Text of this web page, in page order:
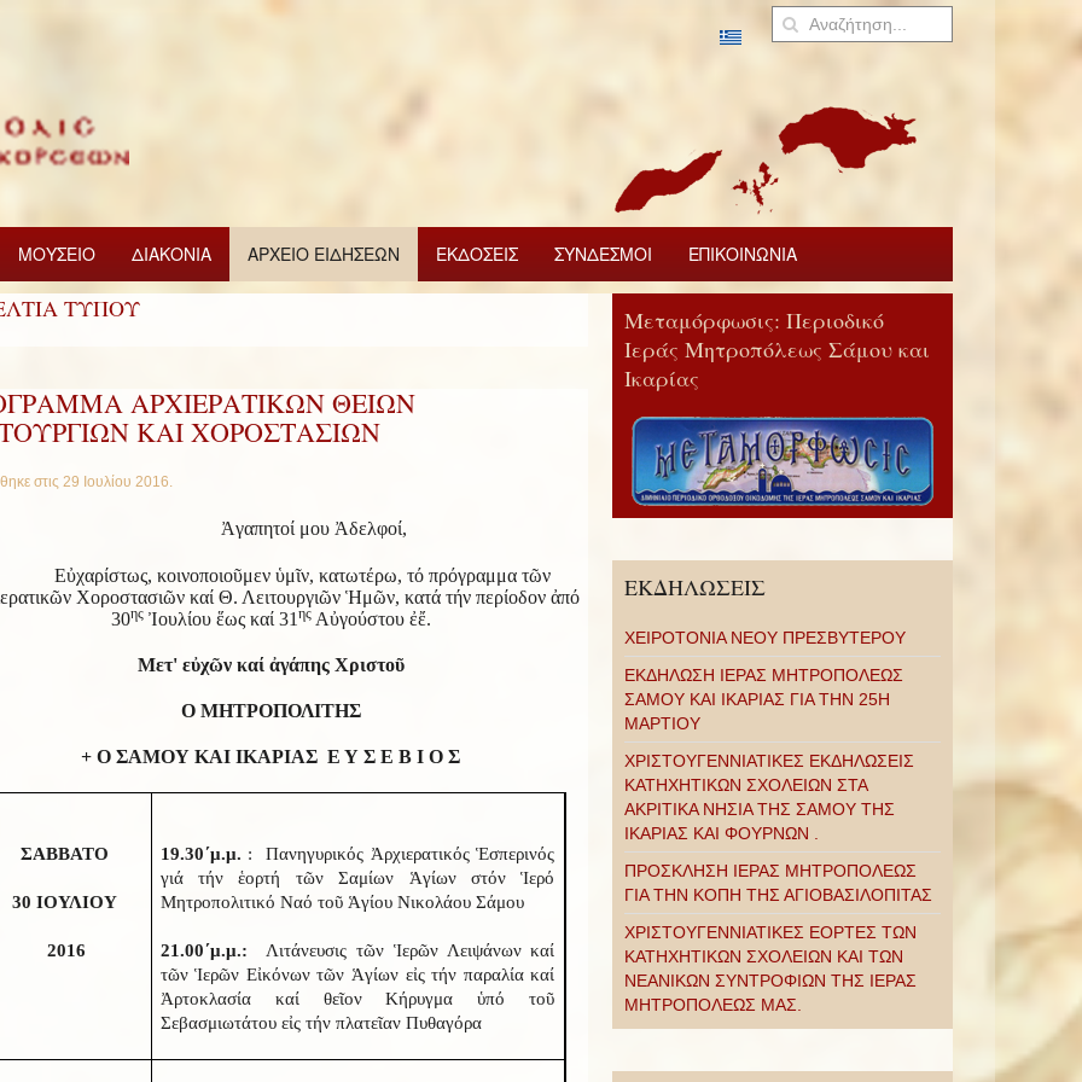
ΜΟΥΣΕΙΟ ΔΙΑΚΟΝΙΑ ΑΡΧΕΙΟ ΕΙΔΗΣΕΩΝ ΕΚΔΟΣΕΙΣ ΣΥΝΔΕΣΜΟΙ ΕΠΙΚΟΙΝΩΝΙΑ
ΤΥΠΟΥ
ΑΡΧΙΕΡΑΤΙΚΩΝ ΘΕΙΩΝ
ΚΑΙ ΧΟΡΟΣΤΑΣΙΩΝ
στις 29 Ιουλίου 2016.
Ἀγαπητοί μου Ἀδελφοί,
Εὐχαρίστως, κοινοποιοῦμεν ὑμῖν, κατωτέρω, τό πρόγραμμα τῶν
Χοροστασιῶν καί Θ. Λειτουργιῶν Ἡμῶν, κατά τήν περίοδον ἀπό
30ηςἸουλίου ἕως καί 31 ηςΑὐγούστου ἐἔ.
Μετ' εὐχῶν καί ἀγάπης Χριστοῦ
Ο ΜΗΤΡΟΠΟΛΙΤΗΣ
+ Ο ΣΑΜΟΥ ΚΑΙ ΙΚΑΡΙΑΣ Ε Υ Σ Ε Β Ι Ο Σ
ΣΑΒΒΑΤΟ
30 ΙΟΥΛΙΟΥ
2016
19.30΄μ.μ. : Πανηγυρικός Ἀρχιερατικός Ἑσπερινός
γιά τήν ἑορτή τῶν Σαμίων Ἁγίων στόν Ἱερό
Μητροπολιτικό Ναό τοῦ Ἁγίου Νικολάου Σάμου
21.00΄μ.μ.:
Λιτάνευσις τῶν Ἱερῶν Λειψάνων καί
τῶν Ἱερῶν Εἰκόνων τῶν Ἁγίων εἰς τήν παραλία καί
Ἀρτοκλασία καί θεῖον Κήρυγμα ὑπό τοῦ
Σεβασμιωτάτου εἰς τήν πλατεῖαν Πυθαγόρα
Μεταμόρφωσις: Περιοδικό
Ιεράς Μητροπόλεως Σάμου και
Ικαρίας
ΕΚΔΗΛΩΣΕΙΣ
ΧΕΙΡΟΤΟΝΙΑ ΝΕΟΥ ΠΡΕΣΒΥΤΕΡΟΥ
ΕΚΔΗΛΩΣΗ ΙΕΡΑΣ ΜΗΤΡΟΠΟΛΕΩΣ
ΣΑΜΟΥ ΚΑΙ ΙΚΑΡΙΑΣ ΓΙΑ ΤΗΝ 25Η
ΜΑΡΤΙΟΥ
ΧΡΙΣΤΟΥΓΕΝΝΙΑΤΙΚΕΣ ΕΚΔΗΛΩΣΕΙΣ
ΚΑΤΗΧΗΤΙΚΩΝ ΣΧΟΛΕΙΩΝ ΣΤΑ
ΑΚΡΙΤΙΚΑ ΝΗΣΙΑ ΤΗΣ ΣΑΜΟΥ ΤΗΣ
ΙΚΑΡΙΑΣ ΚΑΙ ΦΟΥΡΝΩΝ .
ΠΡΟΣΚΛΗΣΗ ΙΕΡΑΣ ΜΗΤΡΟΠΟΛΕΩΣ
ΓΙΑ ΤΗΝ ΚΟΠΗ ΤΗΣ ΑΓΙΟΒΑΣΙΛΟΠΙΤΑΣ
ΧΡΙΣΤΟΥΓΕΝΝΙΑΤΙΚΕΣ ΕΟΡΤΕΣ ΤΩΝ
ΚΑΤΗΧΗΤΙΚΩΝ ΣΧΟΛΕΙΩΝ ΚΑΙ ΤΩΝ
ΝΕΑΝΙΚΩΝ ΣΥΝΤΡΟΦΙΩΝ ΤΗΣ ΙΕΡΑΣ
ΜΗΤΡΟΠΟΛΕΩΣ ΜΑΣ.